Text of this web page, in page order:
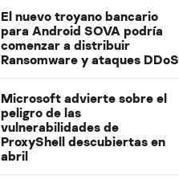
El nuevo troyano bancario
para Android SOVA podría
comenzar a distribuir
Ransomware y ataques DDoS
Microsoft advierte sobre el
peligro de las
vulnerabilidades de
ProxyShell descubiertas en
abril